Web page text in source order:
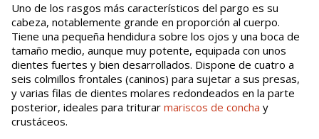
Uno de los rasgos más característicos del pargo es su
cabeza, notablemente grande en proporción al cuerpo.
Tiene una pequeña hendidura sobre los ojos y una boca de
tamaño medio, aunque muy potente, equipada con unos
dientes fuertes y bien desarrollados. Dispone de cuatro a
seis colmillos frontales (caninos) para sujetar a sus presas,
y varias filas de dientes molares redondeados en la parte
posterior, ideales para triturar mariscos de concha y
crustáceos.